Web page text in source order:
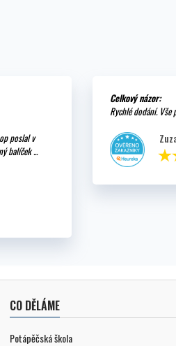
poslal v
balíček ...
Celkový názor:
Rychlé dodání.
CO DĚLÁME
Potápěčská škola